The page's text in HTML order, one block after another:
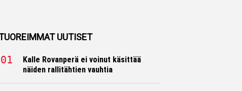
UUTISET
Kalle Rovanperä ei voinut käsittää
näiden rallitähtien vauhtia